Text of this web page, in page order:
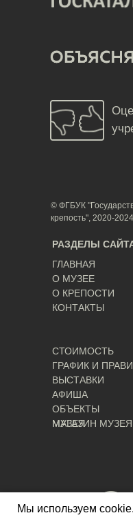
Мы используем cookie.
ГЛАВНАЯ
СТОИМОСТЬ
О МУЗЕЕ
О КРЕПОСТИ
КОНТАКТЫ
ГРАФИК И
ВЫСТАВКИ
АФИША
ОБЪЕКТЫ
МУЗЕЯ
МАГАЗИН МУЗЕЯ
РАЗДЕЛЫ
© ФГБУК
крепость", 2020-